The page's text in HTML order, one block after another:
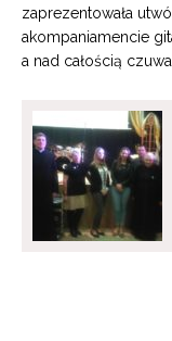
zaprezentowała
akompaniamencie
a nad całością